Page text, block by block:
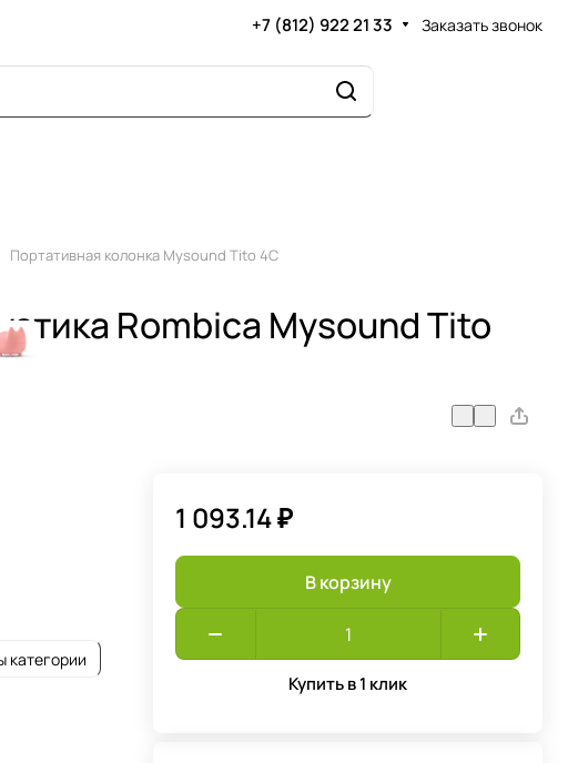
+7 (812) 922 21 33 Заказать звонок
Портативная колонка Mysound Tito 4C
Rombica Mysound Tito
категории
1 093.14 ₽
В корзину
Купить в 1 клик